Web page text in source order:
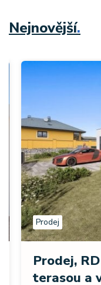
Nejnovější.
Prodej
Prodej,
terasou a